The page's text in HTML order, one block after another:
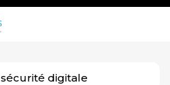
sécurité digitale